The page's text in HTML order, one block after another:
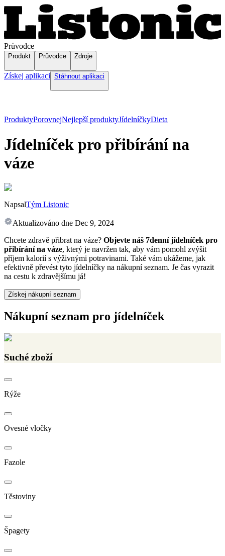
Průvodce
Produkt Průvodce Zdroje
Získej aplikaci Stáhnout aplikaci
ProduktyPorovnejNejlepší produktyJídelníčkyDieta
Jídelníček pro přibírání na
váze
NapsalTým Listonic
Aktualizováno dne Dec 9, 2024
Chcete zdravě přibrat na váze? Objevte náš 7denní jídelníček pro
přibírání na váze, který je navržen tak, aby vám pomohl zvýšit
příjem kalorií s výživnými potravinami. Také vám ukážeme, jak
efektivně převést tyto jídelníčky na nákupní seznam. Je čas vyrazit
na cestu k zdravějšímu já!
Získej nákupní seznam
Nákupní seznam pro jídelníček
Suché zboží
Rýže
Ovesné vločky
Fazole
Těstoviny
Špagety